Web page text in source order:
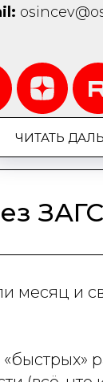
ЧИТАТЬ
месяц и